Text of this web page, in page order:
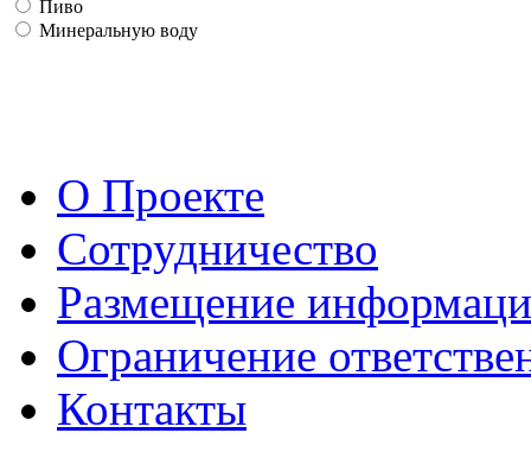
Пиво
Минеральную воду
О Проекте
Сотрудничество
Размещение
Ограничение
Контакты